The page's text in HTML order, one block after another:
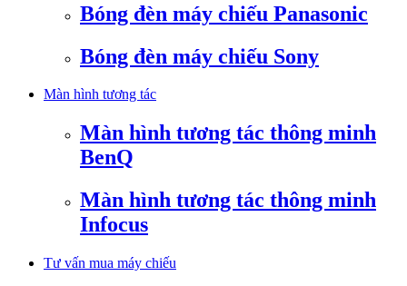
Bóng đèn máy chiếu Panasonic
Bóng đèn máy chiếu Sony
Màn hình tương tác
Màn hình tương tác thông minh
BenQ
Màn hình tương tác thông minh
Infocus
Tư vấn mua máy chiếu